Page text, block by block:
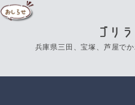
ゴリ
兵庫県三田、宝塚、芦屋で